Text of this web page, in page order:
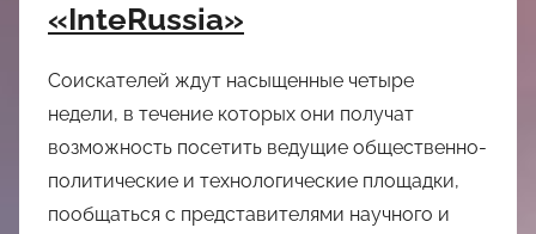
«InteRussia»
Соискателей ждут насыщенные четыре
недели, в течение которых они получат
возможность посетить ведущие общественно-
политические и технологические площадки,
пообщаться с представителями научного и